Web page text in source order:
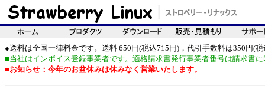
●送料は全国一律料金です。送料 650円(税込715円)，代引手数料は350円(税
■当社はインボイス登録事業者です。適格請求書発行事業者番号は請求書
■お知らせ：今年のお盆休みは休みなく営業いたします。